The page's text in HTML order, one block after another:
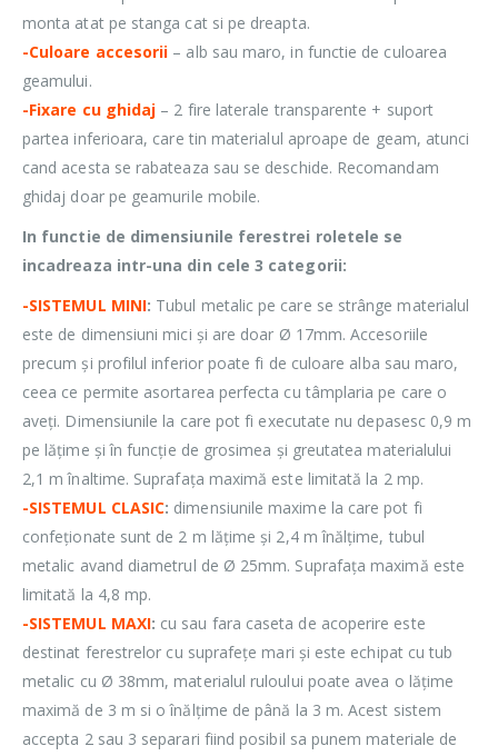
monta atat pe stanga cat si pe dreapta.
-Culoare accesorii – alb sau maro, in functie de culoarea
geamului.
-Fixare cu ghidaj – 2 fire laterale transparente + suport
partea inferioara, care tin materialul aproape de geam, atunci
cand acesta se rabateaza sau se deschide. Recomandam
ghidaj doar pe geamurile mobile.
In functie de dimensiunile ferestrei roletele se
incadreaza intr-una din cele 3 categorii:
-SISTEMUL MINI: Tubul metalic pe care se strânge materialul
este de dimensiuni mici și are doar Ø 17mm. Accesoriile
precum și profilul inferior poate fi de culoare alba sau maro,
ceea ce permite asortarea perfecta cu tâmplaria pe care o
aveți. Dimensiunile la care pot fi executate nu depasesc 0,9 m
pe lățime și în funcție de grosimea și greutatea materialului
2,1 m înaltime. Suprafața maximă este limitată la 2 mp.
-SISTEMUL CLASIC: dimensiunile maxime la care pot fi
confeționate sunt de 2 m lățime și 2,4 m înălțime, tubul
metalic avand diametrul de Ø 25mm. Suprafața maximă este
limitată la 4,8 mp.
-SISTEMUL MAXI: cu sau fara caseta de acoperire este
destinat ferestrelor cu suprafețe mari și este echipat cu tub
metalic cu Ø 38mm, materialul ruloului poate avea o lățime
maximă de 3 m si o înălțime de până la 3 m. Acest sistem
accepta 2 sau 3 separari fiind posibil sa punem materiale de